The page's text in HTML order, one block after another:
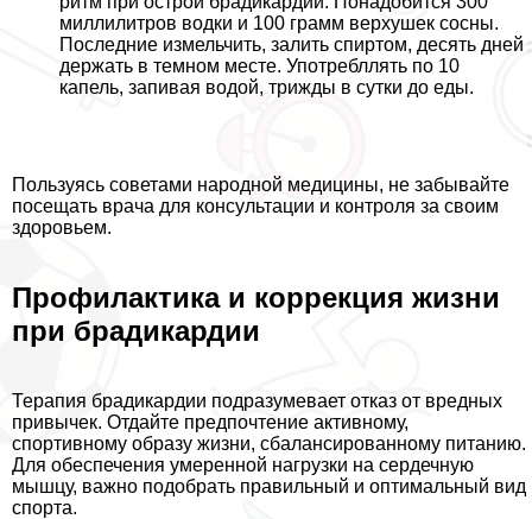
миллилитров водки и 100 грамм верхушек сосны.
Последние измельчить, залить спиртом, десять дней
держать в темном месте. Употрeбллять по 10
капель, запивая водой, трижды в сутки до еды.
Пользуясь советами народной медицины, не забывайте
посещать врача для консультации и контроля за своим
здоровьем.
Профилактика и коррекция жизни
при брадикардии
Терапия брадикардии подразумевает отказ от вредных
привычек. Отдайте предпочтение активному,
спортивному образу жизни, сбалансированному питанию.
Для обеспечения умеренной нагрузки на сердечную
мышцу, важно подобрать правильный и оптимальный вид
спорта.